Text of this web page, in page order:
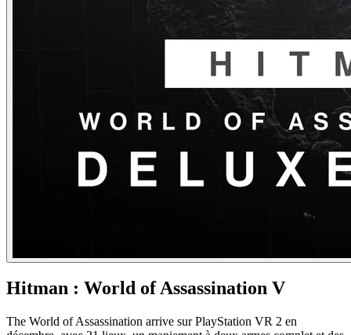
Hitman : World of Assassination V
The World of Assassination arrive sur PlayStation VR 2 en